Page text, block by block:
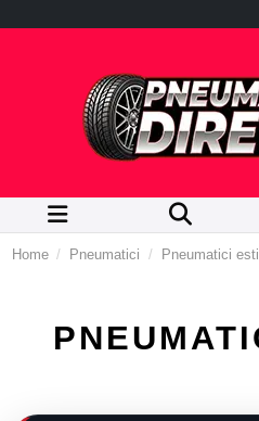
Home Pneumatici Pneumatici